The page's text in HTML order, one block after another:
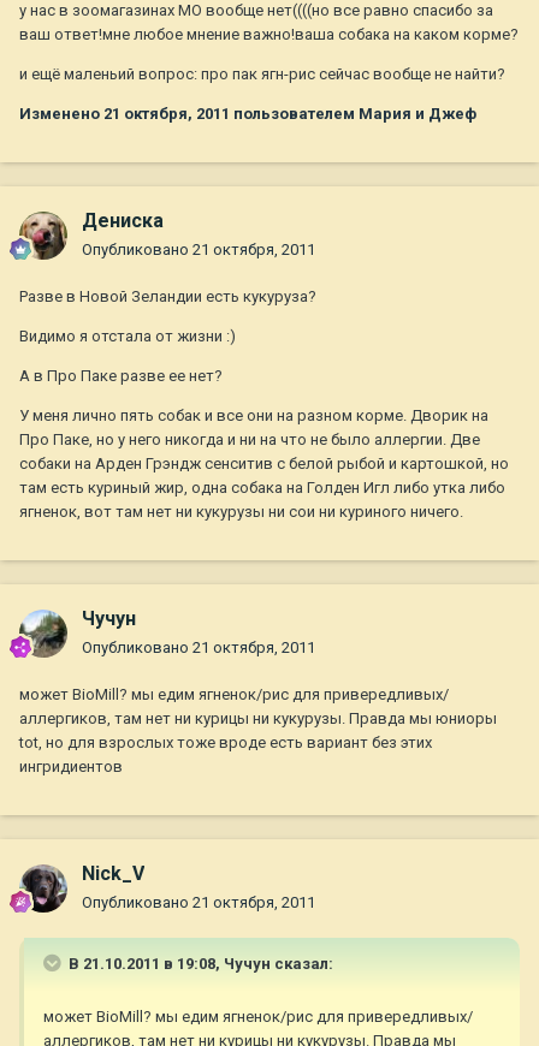
у нас в зоомагазинах МО вообще нет((((но все равно спасибо за
ваш ответ!мне любое мнение важно!ваша собака на каком корме?
и ещё маленьий вопрос: про пак ягн-рис сейчас вообще не найти?
Изменено 21 октября, 2011 пользователем Мария и Джеф
Дениска
Опубликовано 21 октября, 2011
Разве в Новой Зеландии есть кукуруза?
Видимо я отстала от жизни :)
А в Про Паке разве ее нет?
У меня лично пять собак и все они на разном корме. Дворик на
Про Паке, но у него никогда и ни на что не было аллергии. Две
собаки на Арден Грэндж сенситив с белой рыбой и картошкой, но
там есть куриный жир, одна собака на Голден Игл либо утка либо
ягненок, вот там нет ни кукурузы ни сои ни куриного ничего.
Чучун
Опубликовано 21 октября, 2011
может BioMill? мы едим ягненок/рис для привередливых/
аллергиков, там нет ни курицы ни кукурузы. Правда мы юниоры
tot, но для взрослых тоже вроде есть вариант без этих
ингридиентов
Nick_V
Опубликовано 21 октября, 2011
В 21.10.2011 в 19:08, Чучун сказал:
может BioMill? мы едим ягненок/рис для привередливых/
аллергиков, там нет ни курицы ни кукурузы. Правда мы